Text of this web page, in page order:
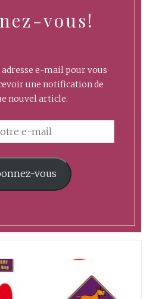
vous!
e-mail pour vous
une notification de
nouvel article.
vous